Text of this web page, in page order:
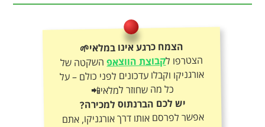
הצמח כרגע אינו במלאי🌱
הצטרפו לקבוצת הווצאפהשקטה של
אורגניקו וקבלו עדכונים לפני כולם – על
כל מה שחוזר למלאי📲
יש לכם הברנתוס למכירה?
אפשר לפרסם אותו דרך אורגניקו, אתם
קובעים את המחיר ואנחנו נעזור בפרסום